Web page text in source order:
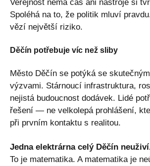
Veřejnost nemá čas ani nástroje si
Spoléhá na to, že politik mluví
vězí největší riziko.
Děčín potřebuje víc než sliby
Město Děčín se potýká se
výzvami. Stárnoucí infrastruktura,
nejistá budoucnost dodávek. Lidé
řešení — ne velkolepá prohlášení,
při prvním kontaktu s realitou.
Jedna elektrárna celý Děčín
To je matematika. A matematika je